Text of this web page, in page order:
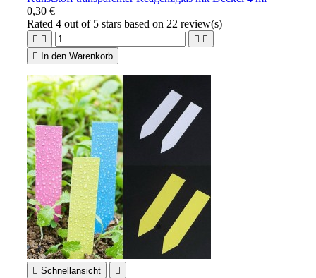
0,30 €
Rated4 out of 5 stars based on 22 review(s)
   

In den Warenkorb
 Schnellansicht 